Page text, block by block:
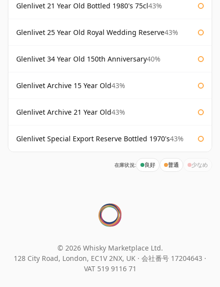
Glenlivet 21 Year Old Bottled 1980's 75cl43%
Glenlivet 25 Year Old Royal Wedding Reserve43%
Glenlivet 34 Year Old 150th Anniversary40%
Glenlivet Archive 15 Year Old43%
Glenlivet Archive 21 Year Old43%
Glenlivet Special Export Reserve Bottled 1970's43%
在庫状況: 良好 普通 少なめ
© 2026 Whisky Marketplace Ltd.
128 City Road, London, EC1V 2NX, UK · 会社番号 17204643 ·
VAT 519 9116 71